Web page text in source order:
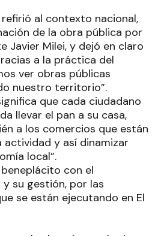
al contexto nacional,
de la obra pública por
Javier Milei, y dejó en claro
a la práctica del
ver obras públicas
nuestro territorio”.
que cada ciudadano
llevar el pan a su casa,
a los comercios que están
actividad y así dinamizar
local”.
con el
su gestión, por las
se están ejecutando en El